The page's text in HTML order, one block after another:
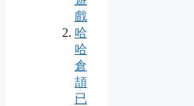
戲
哈
哈
倉
頡
已